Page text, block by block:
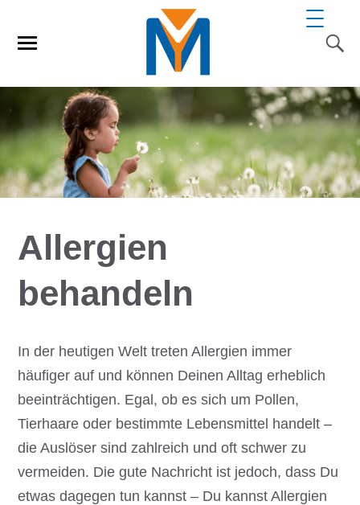
Allergien
behandeln
In der heutigen Welt treten Allergien immer
häufiger auf und können Deinen Alltag erheblich
beeinträchtigen. Egal, ob es sich um Pollen,
Tierhaare oder bestimmte Lebensmittel handelt –
die Auslöser sind zahlreich und oft schwer zu
vermeiden. Die gute Nachricht ist jedoch, dass Du
etwas dagegen tun kannst – Du kannst Allergien